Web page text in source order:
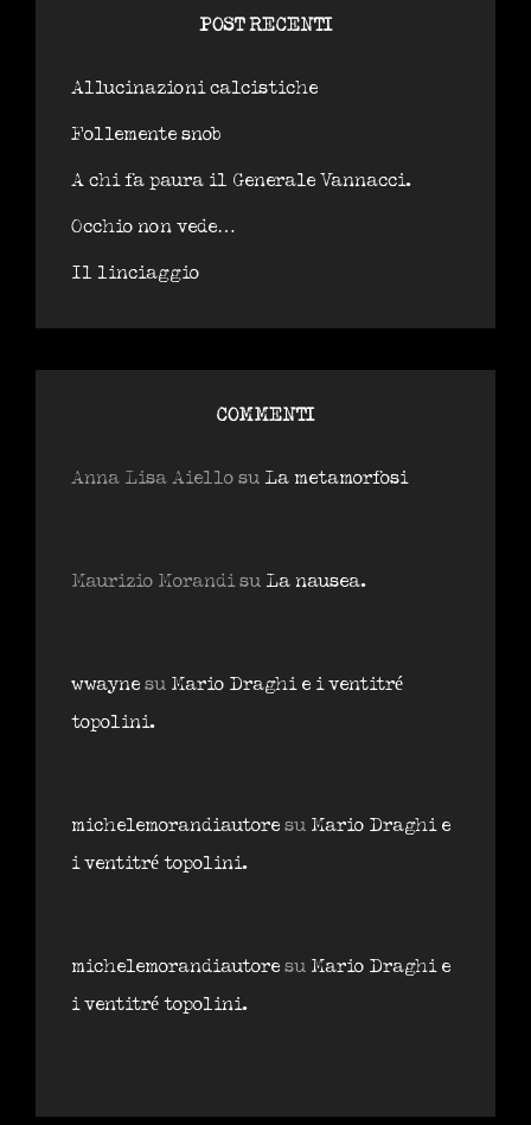
POST RECENTI
Allucinazioni calcistiche
Follemente snob
A chi fa paura il Generale Vannacci.
Occhio non vede…
Il linciaggio
COMMENTI
Anna Lisa Aiello su La metamorfosi
Maurizio Morandisu La nausea.
wwayne su Mario Draghi e i ventitré
topolini.
michelemorandiautore su Mario Draghi e
i ventitré topolini.
michelemorandiautore su Mario Draghi e
i ventitré topolini.